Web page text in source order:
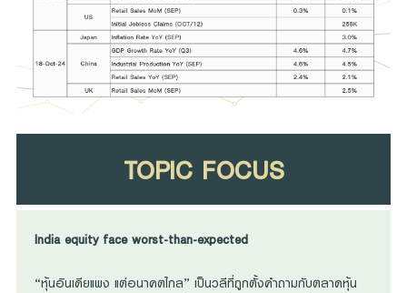
TOPIC FOCUS
India equity face worst-than-expected
“หุ้นอินเดียแพง แต่อนาคตไกล” เป็นวลีที่ถูกตั้งคำถามกับตลาดหุ้น